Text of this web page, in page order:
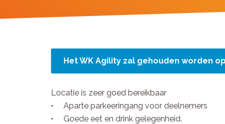
Het WK Agility zal gehouden worden
Locatie is zeer goed bereikbaar
•
Aparte parkeeringang voor deelnemers
•
Goede eet en drink gelegenheid.